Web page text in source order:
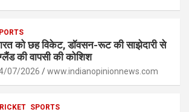
b
o
o
n
g
er
Li
n
k
e
को छह विकेट, डॉवसन-रूट की साझेदारी से
की वापसी की कोशिश
07/2026 www.indianopinionnews.com
SPORTS